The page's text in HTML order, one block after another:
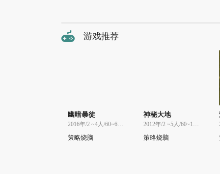
游戏推荐
幽暗暴徒
2016年/2 ~4人/60~60分
策略烧脑
神秘大地
2012年/2 ~5人/60~150分
策略烧脑